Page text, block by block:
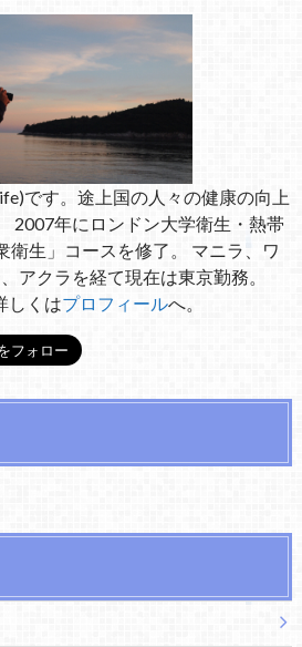
です。途上国の人々の健康の向上
2007年にロンドン大学衛生・熱帯
衛生」コースを修了。 マニラ、ワ
アクラを経て現在は東京勤務。
しくはプロフィールへ。